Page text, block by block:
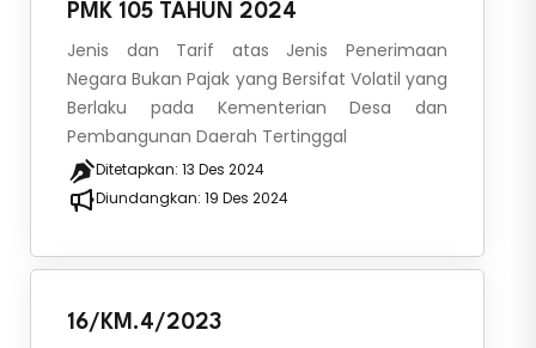
PMK 105 TAHUN 2024
Jenis dan Tarif atas Jenis Penerimaan
Negara Bukan Pajak yang Bersifat Volatil yang
Berlaku pada Kementerian Desa dan
Pembangunan Daerah Tertinggal
Ditetapkan: 13 Des 2024
Diundangkan: 19 Des 2024
16/KM.4/2023